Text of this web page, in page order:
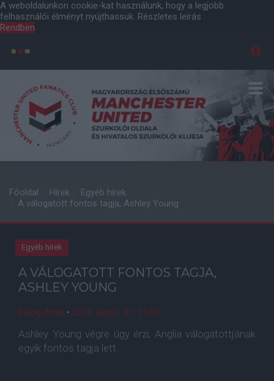
A weboldalunkon cookie-kat használunk, hogy a legjobb
felhasználói élményt nyújthassuk. Részletes leírás
Rendben
Főoldal Hírek
Egyéb hírek
A válogatott fontos tagja, Ashley Young
Egyéb hírek
A VÁLOGATOTT FONTOS TAGJA,
ASHLEY YOUNG
Balog Attila • 2012. június. 01. 11:00
Ashley Young végre úgy érzi, Anglia válogatottjának
egyik fontos tagja lett.